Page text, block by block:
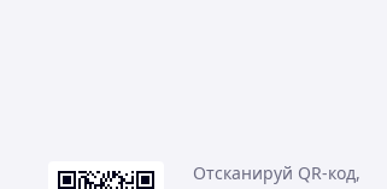
Отсканируй QR-код,